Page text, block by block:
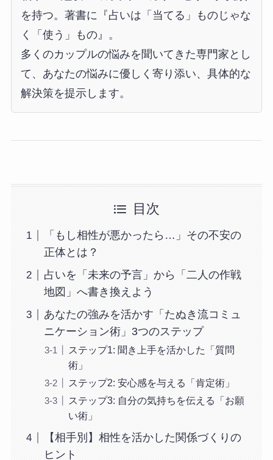
を持つ。著書に『占いは「当てる」ものじゃな
く「使う」もの』。
多くのカップルの悩みを聞いてきた専門家とし
て、あなたの悩みに優しく寄り添い、具体的な
解決策を提示します。
目次
「もし相性が悪かったら…」その不安の
正体とは？
占いを「未来の予言」から「二人の作戦
地図」へ書き換えよう
あなたの強みを活かす「たぬき流コミュ
ニケーション術」3つのステップ
ステップ1: 聞き上手を活かした「質問
術」
ステップ2: 安心感を与える「肯定術」
ステップ3: 自分の気持ちを伝える「お願
い術」
【相手別】相性を活かした関係づくりの
ヒント